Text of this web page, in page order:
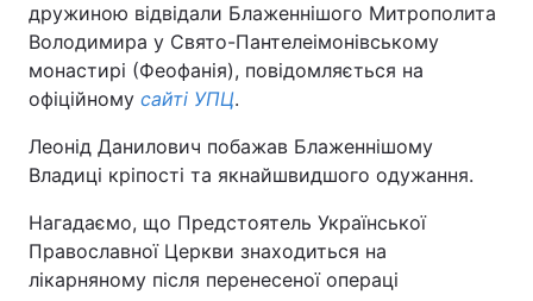
дружиною відвідали Блаженнішого Митрополита
Володимира у Свято-Пантелеімонівському
монастирі (Феофанія), повідомляється на
офіційному сайті УПЦ.
Леонід Данилович побажав Блаженнішому
Владиці кріпості та якнайшвидшого одужання.
Нагадаємо, що Предстоятель Української
Православної Церкви знаходиться на
лікарняному після перенесеної операці